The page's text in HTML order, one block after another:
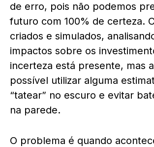
de erro, pois não podemos
futuro com 100% de certeza.
criados e simulados,
impactos sobre os
incerteza está presente, mas
possível utilizar alguma
“tatear” no escuro e evitar
na parede.
O problema é quando